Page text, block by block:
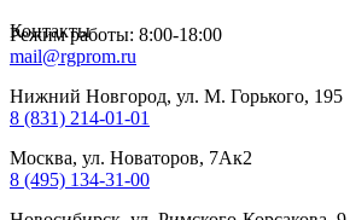
Контакты
Режим работы: 8:00-18:00
mail@rgprom.ru
Нижний Новгород, ул. М. Горького, 195
8 (831) 214-01-01
Москва, ул. Новаторов, 7Ак2
8 (495) 134-31-00